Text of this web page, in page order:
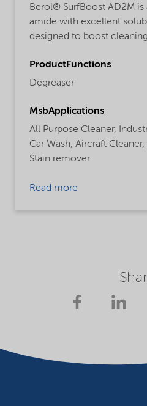
Berol® SurfBoost AD2M
amide with excellent
designed to boost
ProductFunctions
Degreaser
MsbApplications
All Purpose Cleaner,
Car Wash, Aircraft Cleaner,
Stain remover
Read more